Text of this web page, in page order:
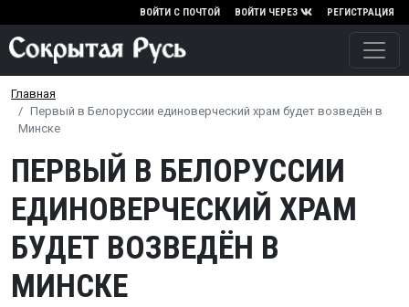
Перейти к основному
ВОЙТИ С ПОЧТОЙ ВОЙТИ ЧЕРЕЗ РЕГИСТРАЦИЯ
Главная
Первый в Белоруссии единоверческий храм будет возведён в
Минске
ПЕРВЫЙ В БЕЛОРУССИИ
ЕДИНОВЕРЧЕСКИЙ ХРАМ
БУДЕТ ВОЗВЕДЁН В
МИНСКЕ